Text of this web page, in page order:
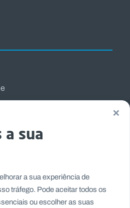
×
a sua
a sua experiência de
tráfego. Pode aceitar todos os
ou escolher as suas